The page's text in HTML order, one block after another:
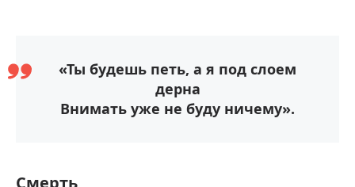
«Ты будешь петь, а я под слоем
дерна
Внимать уже не буду ничему».
Смерть